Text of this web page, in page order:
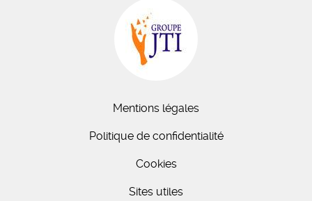
Mentions légales
Politique de confidentialité
Cookies
Sites utiles